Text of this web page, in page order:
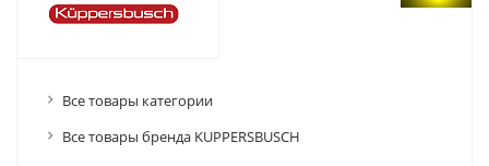
Все товары категории
Все товары бренда KUPPERSBUSCH